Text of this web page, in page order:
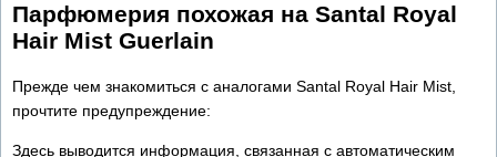
Парфюмерия похожая на Santal Royal
Hair Mist Guerlain
Прежде чем знакомиться с аналогами Santal Royal Hair Mist,
прочтите предупреждение:
Здесь выводится информация, связанная с автоматическим